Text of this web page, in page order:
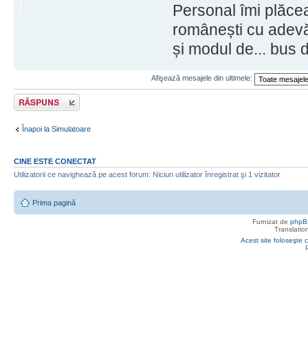
Personal îmi
românești cu
și modul de... bus
Afişează mesajele din ultimele:
Răspunde
Înapoi la Simulatoare
CINE ESTE CONECTAT
Utilizatorii ce navighează pe acest forum: Niciun utilizator înregistrat şi 1 vizitator
Prima pagină
Furnizat de
Acest site foloseşte